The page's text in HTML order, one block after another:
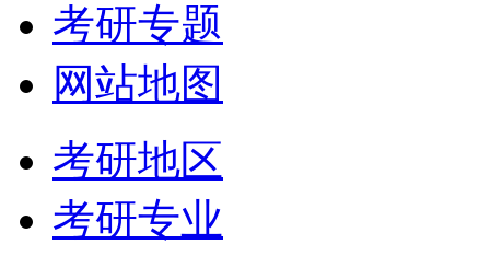
考研专题
网站地图
考研地区
考研专业